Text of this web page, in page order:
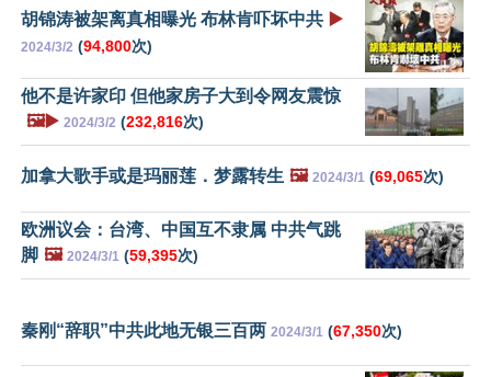
胡锦涛被架离真相曝光 布林肯吓坏中共 ▶️
2024/3/2 (94,800次)
他不是许家印 但他家房子大到令网友震惊
🖼️▶️ 2024/3/2 (232,816次)
加拿大歌手或是玛丽莲．梦露转生 🖼️ 2024/3/1 (69,065次)
欧洲议会：台湾、中国互不隶属 中共气跳
脚 🖼️ 2024/3/1 (59,395次)
秦刚“辞职”中共此地无银三百两 2024/3/1 (67,350次)